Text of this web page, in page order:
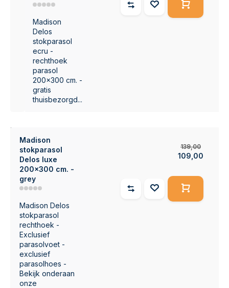
Madison
Delos
stokparasol
ecru -
rechthoek
parasol
200x300 cm. -
gratis
thuisbezorgd...
Madison
stokparasol
Delos luxe
200x300 cm. -
grey
Madison Delos
stokparasol
rechthoek -
Exclusief
parasolvoet -
exclusief
parasolhoes -
Bekijk onderaan
onze
139,00
109,00